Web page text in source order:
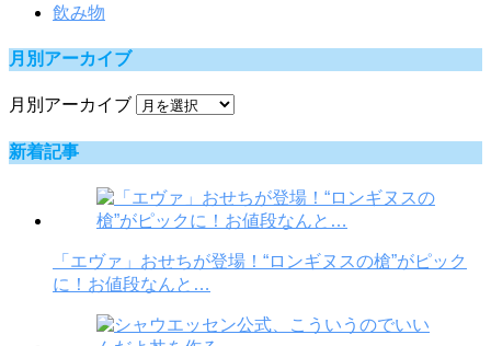
飲み物
月別アーカイブ
月別アーカイブ
新着記事
「エヴァ」おせちが登場！“ロンギヌスの槍”がピック
に！お値段なんと…